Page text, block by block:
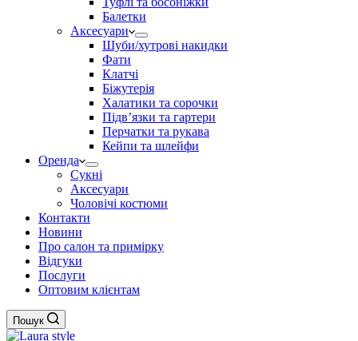
Балетки
Аксесуари
Шуби/хутрові накидки
Фати
Клатчі
Біжутерія
Халатики та сорочки
Підвʼязки та гартери
Перчатки та рукава
Кейпи та шлейфи
Оренда
Сукні
Аксесуари
Чоловічі костюми
Контакти
Новини
Про салон та примірку
Відгуки
Послуги
Оптовим клієнтам
Пошук